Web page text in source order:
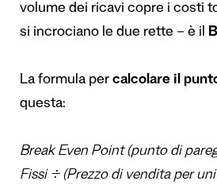
volume dei ricavi copre i costi
si incrociano le due rette – è il
La formula per calcolare il
questa:
Break Even Point (punto di
Fissi ÷ (Prezzo di vendita per